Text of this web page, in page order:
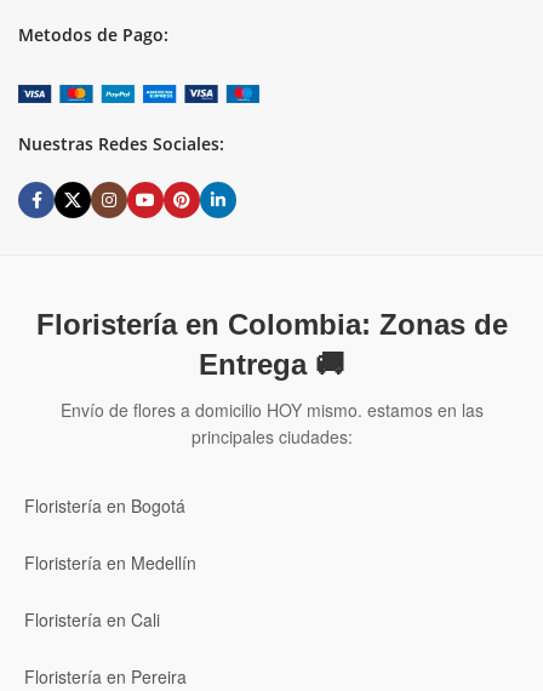
Metodos de Pago:
Nuestras Redes Sociales:
Floristería en Colombia: Zonas de
Entrega 🚚
Envío de flores a domicilio HOY mismo. estamos en las
principales ciudades:
Floristería en Bogotá
Floristería en Medellín
Floristería en Cali
Floristería en Pereira